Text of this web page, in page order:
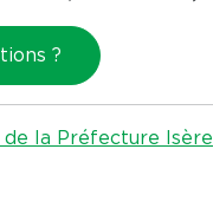
?
la Préfecture Isère